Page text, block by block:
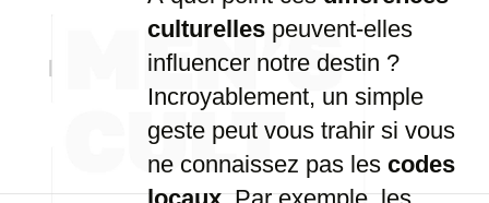
culturelles peuvent-elles
influencer notre destin ?
Incroyablement, un simple
geste peut vous trahir si vous
ne connaissez pas les codes